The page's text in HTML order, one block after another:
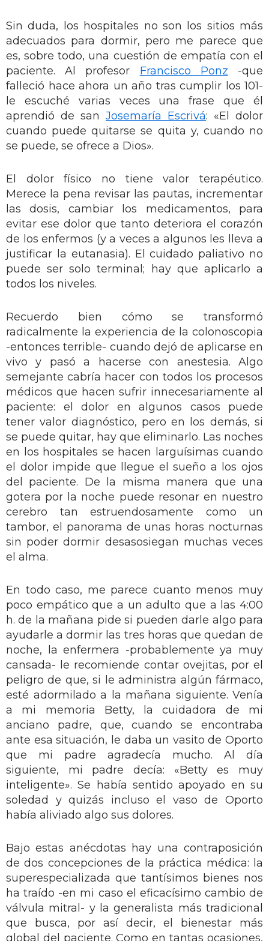
Sin duda, los hospitales no son los sitios más
adecuados para dormir, pero me parece que
es, sobre todo, una cuestión de empatía con el
paciente. Al profesor Francisco Ponz -que
falleció hace ahora un año tras cumplir los 101-
le escuché varias veces una frase que él
aprendió de san Josemaría Escrivá: «El dolor
cuando puede quitarse se quita y, cuando no
se puede, se ofrece a Dios».
El dolor físico no tiene valor terapéutico.
Merece la pena revisar las pautas, incrementar
las dosis, cambiar los medicamentos, para
evitar ese dolor que tanto deteriora el corazón
de los enfermos (y a veces a algunos les lleva a
justificar la eutanasia). El cuidado paliativo no
puede ser solo terminal; hay que aplicarlo a
todos los niveles.
Recuerdo bien cómo se transformó
radicalmente la experiencia de la colonoscopia
-entonces terrible- cuando dejó de aplicarse en
vivo y pasó a hacerse con anestesia. Algo
semejante cabría hacer con todos los procesos
médicos que hacen sufrir innecesariamente al
paciente: el dolor en algunos casos puede
tener valor diagnóstico, pero en los demás, si
se puede quitar, hay que eliminarlo. Las noches
en los hospitales se hacen larguísimas cuando
el dolor impide que llegue el sueño a los ojos
del paciente. De la misma manera que una
gotera por la noche puede resonar en nuestro
cerebro tan estruendosamente como un
tambor, el panorama de unas horas nocturnas
sin poder dormir desasosiegan muchas veces
el alma.
En todo caso, me parece cuanto menos muy
poco empático que a un adulto que a las 4:00
h. de la mañana pide si pueden darle algo para
ayudarle a dormir las tres horas que quedan de
noche, la enfermera -probablemente ya muy
cansada- le recomiende contar ovejitas, por el
peligro de que, si le administra algún fármaco,
esté adormilado a la mañana siguiente. Venía
a mi memoria Betty, la cuidadora de mi
anciano padre, que, cuando se encontraba
ante esa situación, le daba un vasito de Oporto
que mi padre agradecía mucho. Al día
siguiente, mi padre decía: «Betty es muy
inteligente». Se había sentido apoyado en su
soledad y quizás incluso el vaso de Oporto
había aliviado algo sus dolores.
Bajo estas anécdotas hay una contraposición
de dos concepciones de la práctica médica: la
superespecializada que tantísimos bienes nos
ha traído -en mi caso el eficacísimo cambio de
válvula mitral- y la generalista más tradicional
que busca, por así decir, el bienestar más
global del paciente. Como en tantas ocasiones,